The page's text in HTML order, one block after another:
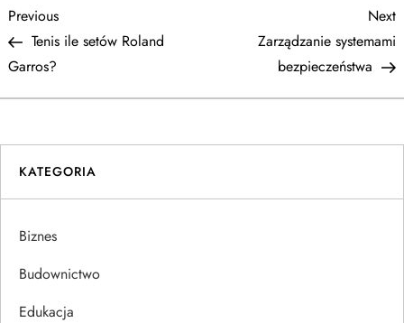
N
a
w
i
g
a
c
Previous
Post
Previous
Tenis ile setów Roland
Garros?
Next
Zarządzanie systemami
bezpieczeństwa
KATEGORIA
Biznes
Budownictwo
Edukacja